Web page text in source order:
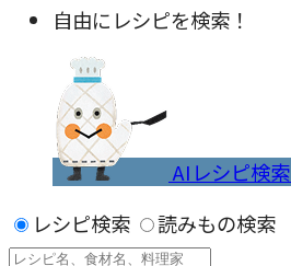
自由にレシピを検索！
AIレシピ検索
レシピ検索
読みもの検索